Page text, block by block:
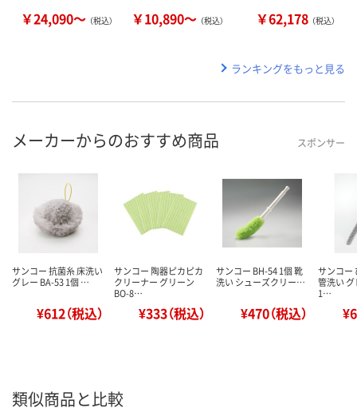
￥24,090～ （税込） ￥10,890～ （税込） ￥62,178 （税込）
ランキングをもっと見る
メーカーからのおすすめ商品 スポンサー
サンコー 抗菌糸 床洗い
グレー BA-53 1個 …
¥612（税込）
サンコー 陶器ピカピカ
クリーナー グリーン
BO-8…
¥333（税込）
サンコー BH-54 1個 靴
洗い シューズクリー…
¥470（税込）
サンコー
管洗い
1…
類似商品と比較